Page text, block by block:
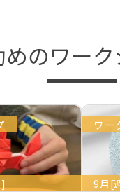
めのワー
ワー
9月[